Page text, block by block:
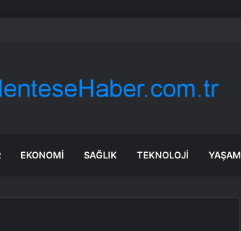
etkinlik
EKONOMI SAĞLIK TEKNOLOJI YAŞAM